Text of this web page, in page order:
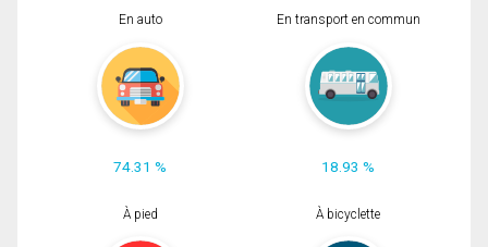
En auto
74.31 %
En transport en commun
18.93 %
À pied À bicyclette